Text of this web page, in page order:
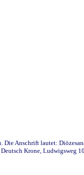
Anschrift lautet:
Krone, Ludwigsweg